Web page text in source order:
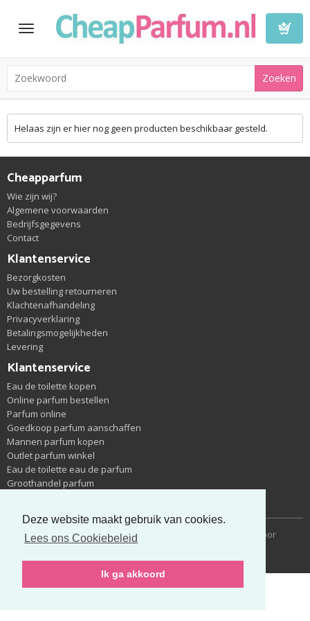
Deze website maakt gebruik van cookies.
Lees ons Cookiebeleid
Ik ga akkoord
Toggle
Helaas zijn er hier nog geen producten beschikbaar gesteld.
Cheapparfum
Wie zijn wij?
Algemene voorwaarden
Bedrijfsgegevens
Contact
Klantenservice
Bezorgkosten
Uw bestelling retourneren
Klachtenafhandeling
Privacyverklaring
Betalingsmogelijkheden
Levering
Klantenservice
Eau de toilette kopen
Online parfum bestellen
Parfum online
Goedkoop parfum aanschaffen
Mannen parfum kopen
Outlet parfum winkel
Eau de toilette eau de parfum
Groothandel parfum
Copyright © 2014-2026 Cheapparfum | Gerealiseerd door